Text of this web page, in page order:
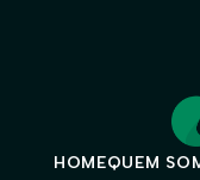
HOMEQUEM